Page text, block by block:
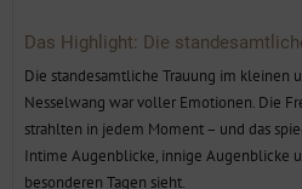
Die standesamtliche Trauung im kleinen
Nesselwang war voller Emotionen. Die
strahlten in jedem Moment – und das
Intime Augenblicke, innige Augenblicke
besonderen Tagen sieht.